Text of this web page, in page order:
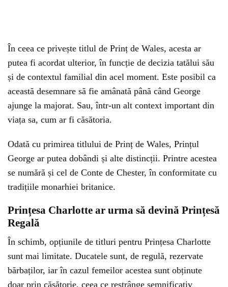
În ceea ce privește titlul de Prinț de Wales, acesta ar
putea fi acordat ulterior, în funcție de decizia tatălui său
și de contextul familial din acel moment. Este posibil ca
această desemnare să fie amânată până când George
ajunge la majorat. Sau, într-un alt context important din
viața sa, cum ar fi căsătoria.
Odată cu primirea titlului de Prinț de Wales, Prințul
George ar putea dobândi și alte distincții. Printre acestea
se numără și cel de Conte de Chester, în conformitate cu
tradițiile monarhiei britanice.
Prințesa Charlotte ar urma să devină Prințesă
Regală
În schimb, opțiunile de titluri pentru Prințesa Charlotte
sunt mai limitate. Ducatele sunt, de regulă, rezervate
bărbaților, iar în cazul femeilor acestea sunt obținute
doar prin căsătorie, ceea ce restrânge semnificativ